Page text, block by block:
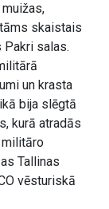
skaistais
Pakri salas.
un krasta
bija slēgtā
kurā atradās
Tallinas
vēsturiskā